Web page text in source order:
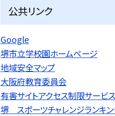
公共リンク
Google
堺市立学校園ホームページ
地域安全マップ
大阪府教育委員会
有害サイトアクセス制限サービス
堺 スポーツチャレンジランキン